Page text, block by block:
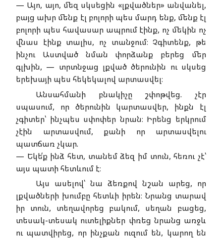
— Այո, այո, մեզ սկսեցին «լքվածներ» անվանել,
բայց ախր մենք էլ բոլորի պես մարդ ենք, մենք էլ
բոլորի պես հավասար ապրում էինք, ոչ մեկին ոչ
վնաս էինք տալիս, ոչ տանջում։ Չգիտենք, թե
ինչու Աստված նման փորձանք բերեց մեր
գլխին, — տրտնջաց լքված ծերունին ու սկսեց
երեխայի պես հեկեկալով արտասվել։
Անսահմանի բնակիչը շփոթվեց. չէր
սպասում, որ ծերունին կարտասվեր, ինքն էլ
չգիտեր՝ ինչպես սփոփեր նրան։ Իրենց երկրում
չէին արտասվում, քանի որ արտասվելու
պատճառ չկար.
— Եկե՛ք ինձ հետ, տանեմ ձեզ իմ տուն, հեռու չէ՝
այս պատի հետևում է։
Այս ասելով՝ նա ձեռքով նշան արեց, որ
լքվածների խումբը հետևի իրեն։ Նրանց տարավ
իր տուն, տեղավորեց բակում, սեղան բացեց,
տեսակ-տեսակ ուտելիքներ փռեց նրանց առջև
ու պատվիրեց, որ ինչքան ուզում են, կարող են